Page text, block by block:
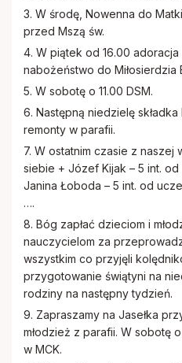
3. W środę, Nowenna do
przed Mszą św.
4. W piątek od 16.00
nabożeństwo do Miłosierdzia
5. W sobotę o 11.00 DSM.
6. Następną niedzielę
remonty w parafii.
7. W ostatnim czasie z naszej
siebie + Józef Kijak – 5 int.
Janina Łoboda – 5 int. od
….
8. Bóg zapłać dzieciom i
nauczycielom za
wszystkim co przyjęli
przygotowanie świątyni na
rodziny na następny tydzień.
9. Zapraszamy na Jasełka
młodzież z parafii. W sobotę
w MCK.